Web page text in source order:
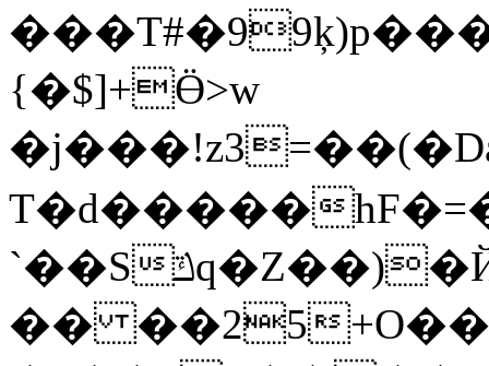
{�$]+Ӫ>w
T�d�����
`��Sݿq�Z��)�ЙA�ɢTY03:�����J�-
�� ��25